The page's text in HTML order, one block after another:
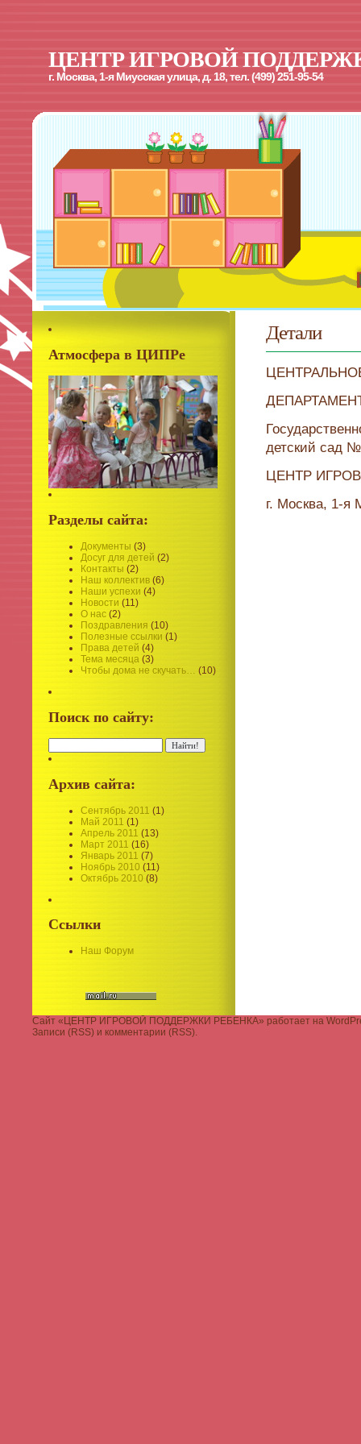
ЦЕНТР ИГРОВОЙ
г. Москва, 1-я Миусская улица, д. 18, тел. (499) 251-95-54
Атмосфера в ЦИПРе
Разделы сайта:
Документы (3)
Досуг для детей (2)
Контакты (2)
Наш коллектив (6)
Наши успехи (4)
Новости (11)
О нас (2)
Поздравления (10)
Полезные ссылки (1)
Права детей (4)
Тема месяца (3)
Чтобы дома не скучать…
(10)
Поиск по сайту:
Архив сайта:
Сентябрь 2011 (1)
Май 2011 (1)
Апрель 2011 (13)
Март 2011 (16)
Январь 2011 (7)
Ноябрь 2010 (11)
Октябрь 2010 (8)
Ссылки
Наш Форум
Детали
детский сад
ЦЕНТР
г. Москва, 1-я
Сайт «ЦЕНТР ИГРОВОЙ ПОДДЕРЖКИ РЕБЕНКА» работает на
Записи (RSS) и комментарии (RSS).